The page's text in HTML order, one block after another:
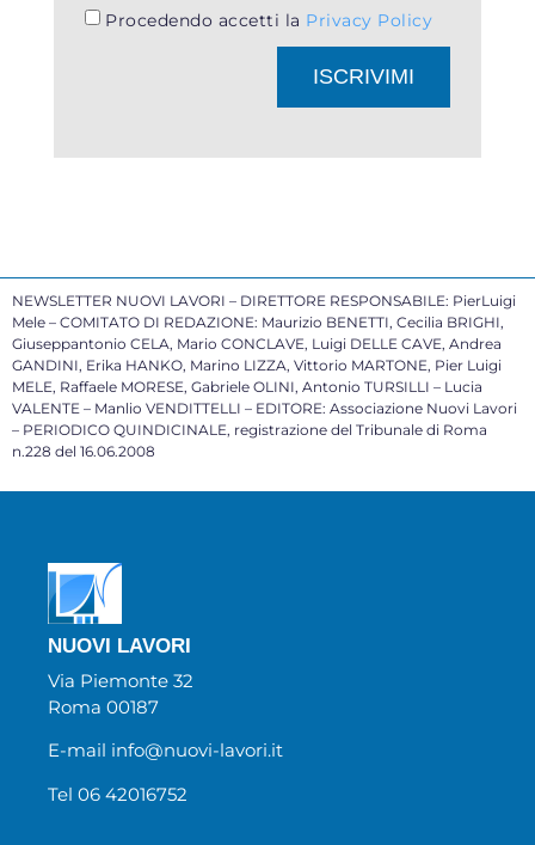
Procedendo accetti la Privacy Policy
ISCRIVIMI
NEWSLETTER NUOVI LAVORI – DIRETTORE RESPONSABILE: PierLuigi
Mele – COMITATO DI REDAZIONE: Maurizio BENETTI, Cecilia BRIGHI,
Giuseppantonio CELA, Mario CONCLAVE, Luigi DELLE CAVE, Andrea
GANDINI, Erika HANKO, Marino LIZZA, Vittorio MARTONE, Pier Luigi
MELE, Raffaele MORESE, Gabriele OLINI, Antonio TURSILLI – Lucia
VALENTE – Manlio VENDITTELLI – EDITORE: Associazione Nuovi Lavori
– PERIODICO QUINDICINALE, registrazione del Tribunale di Roma
n.228 del 16.06.2008
NUOVI LAVORI
Via Piemonte 32
Roma 00187
E-mail info@nuovi-lavori.it
Tel 06 42016752